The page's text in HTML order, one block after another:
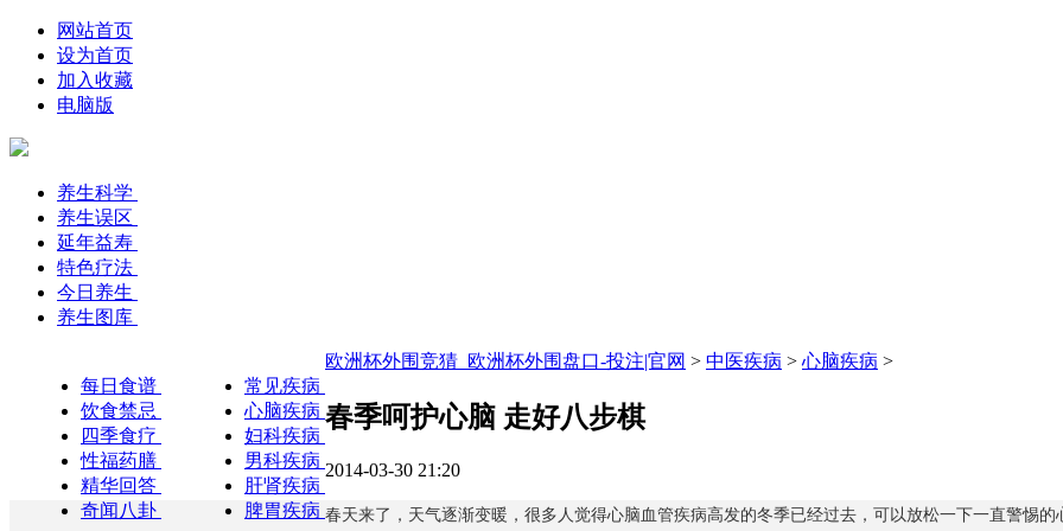
网站首页
设为首页
加入收藏
电脑版
养生科学
养生误区
延年益寿
特色疗法
今日养生
养生图库
每日食谱
饮食禁忌
四季食疗
性福药膳
精华回答
奇闻八卦
常见疾病
心脑疾病
妇科疾病
男科疾病
肝肾疾病
脾胃疾病
欧洲杯外围竞猜_欧洲杯外围盘口-投注|官网 > 中医疾病 > 心脑疾病 >
春季呵护心脑 走好八步棋
2014-03-30 21:20
春天来了，天气逐渐变暖，很多人觉得心脑血管疾病高发的冬季已经过去，可以放松一下一直警惕的